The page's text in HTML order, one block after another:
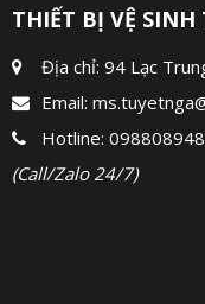
THIẾT BỊ VỆ
Địa chỉ: 94 Lạc
Email:
Hotline:
(Call/Zalo 24/7)